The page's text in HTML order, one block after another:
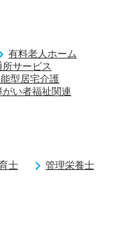
有料老人ホーム
所サービス
型居宅介護
がい者福祉関連
士
管理栄養士